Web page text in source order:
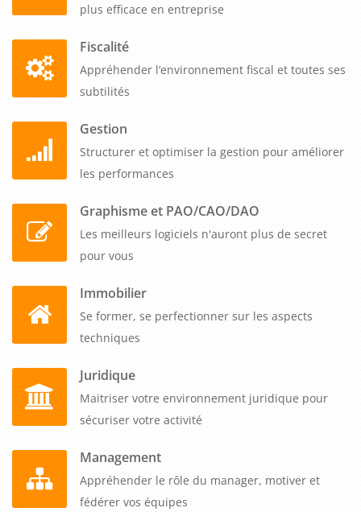
plus efficace en entreprise
Fiscalité
Appréhender l’environnement fiscal et toutes ses
subtilités
Gestion
Structurer et optimiser la gestion pour améliorer
les performances
Graphisme et PAO/CAO/DAO
Les meilleurs logiciels n'auront plus de secret
pour vous
Immobilier
Se former, se perfectionner sur les aspects
techniques
Juridique
Maitriser votre environnement juridique pour
sécuriser votre activité
Management
Appréhender le rôle du manager, motiver et
fédérer vos équipes